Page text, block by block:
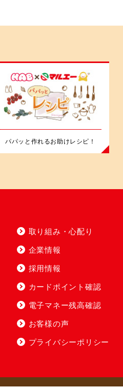
パパッと作れるお助けレシピ！
取り組み・心配り
企業情報
採用情報
カードポイント確認
電子マネー残高確認
お客様の声
プライバシーポリシー